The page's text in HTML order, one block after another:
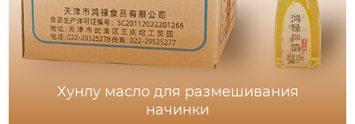
Хунлу масло для размешивания
начинки